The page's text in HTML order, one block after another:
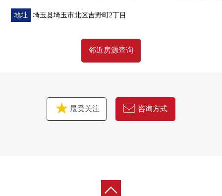
地址 埼玉县埼玉市北区吉野町2丁目
邻近房源查询
最受关注 咨询方式